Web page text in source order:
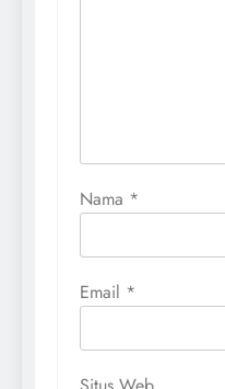
Nama *
Email *